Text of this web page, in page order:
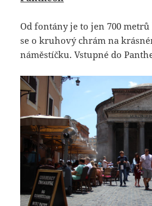
Od fontány je to jen 700
se o kruhový chrám na
náměstíčku. Vstupné do